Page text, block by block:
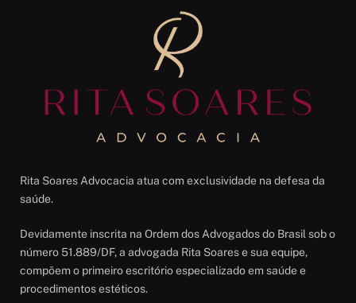
Rita Soares Advocacia atua com exclusividade na defesa da
saúde.
Devidamente inscrita na Ordem dos Advogados do Brasil sob o
número 51.889/DF, a advogada Rita Soares e sua equipe,
compõem o primeiro escritório especializado em saúde e
procedimentos estéticos.